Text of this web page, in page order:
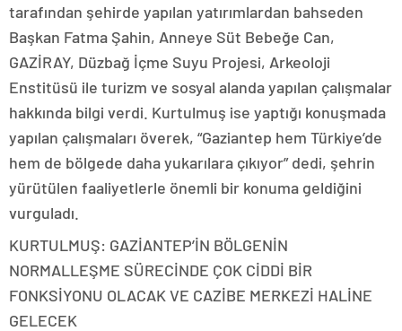
tarafından şehirde yapılan yatırımlardan bahseden
Başkan Fatma Şahin, Anneye Süt Bebeğe Can,
GAZİRAY, Düzbağ İçme Suyu Projesi, Arkeoloji
Enstitüsü ile turizm ve sosyal alanda yapılan çalışmalar
hakkında bilgi verdi. Kurtulmuş ise yaptığı konuşmada
yapılan çalışmaları överek, “Gaziantep hem Türkiye’de
hem de bölgede daha yukarılara çıkıyor” dedi, şehrin
yürütülen faaliyetlerle önemli bir konuma geldiğini
vurguladı.
KURTULMUŞ: GAZİANTEP’İN BÖLGENİN
NORMALLEŞME SÜRECİNDE ÇOK CİDDİ BİR
FONKSİYONU OLACAK VE CAZİBE MERKEZİ HALİNE
GELECEK